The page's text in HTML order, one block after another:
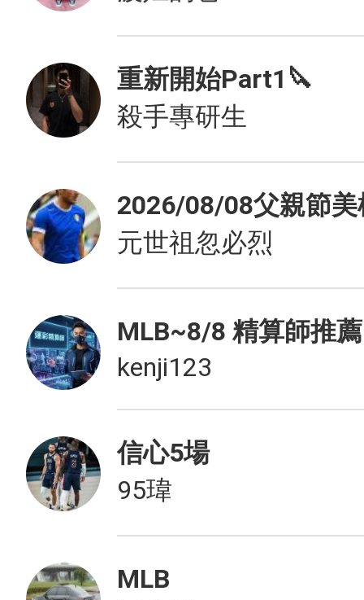
重新開始Part1🔪
殺手專研生
2026/08/08父親節美
元世祖忽必烈
MLB~8/8 精算師推薦
kenji123
信心5場
95瑋
MLB